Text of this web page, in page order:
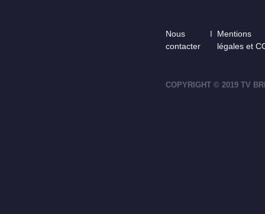
Footer
Nous
contacter
Mentions
légales et
COPYRIGHT © 2019 TV